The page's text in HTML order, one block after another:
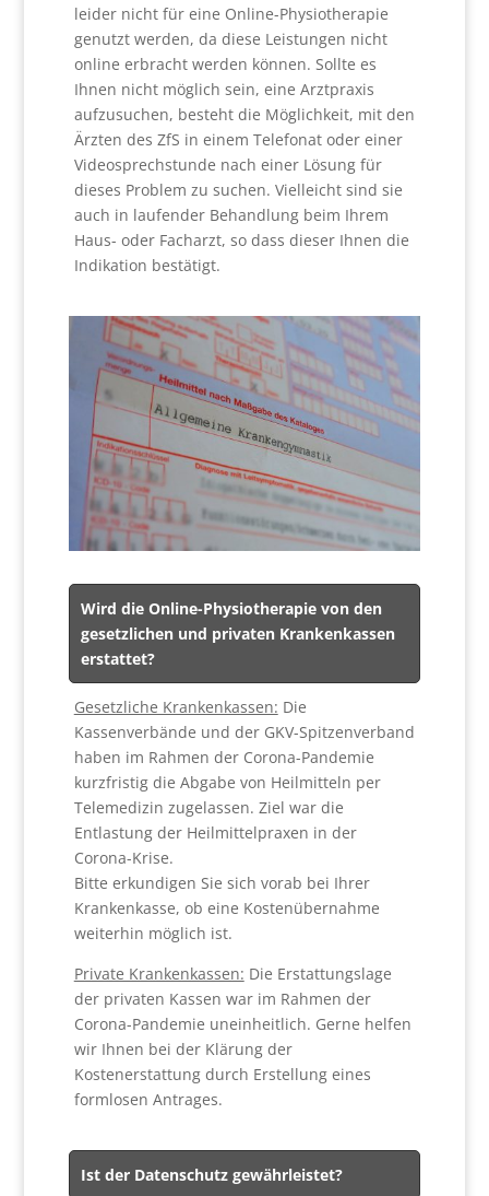
leider nicht für eine Online-Physiotherapie
genutzt werden, da diese Leistungen nicht
online erbracht werden können. Sollte es
Ihnen nicht möglich sein, eine Arztpraxis
aufzusuchen, besteht die Möglichkeit, mit den
Ärzten des ZfS in einem Telefonat oder einer
Videosprechstunde nach einer Lösung für
dieses Problem zu suchen. Vielleicht sind sie
auch in laufender Behandlung beim Ihrem
Haus- oder Facharzt, so dass dieser Ihnen die
Indikation bestätigt.
Wird die Online-Physiotherapie von den
gesetzlichen und privaten Krankenkassen
erstattet?
Gesetzliche Krankenkassen: Die
Kassenverbände und der GKV-Spitzenverband
haben im Rahmen der Corona-Pandemie
kurzfristig die Abgabe von Heilmitteln per
Telemedizin zugelassen. Ziel war die
Entlastung der Heilmittelpraxen in der
Corona-Krise.
Bitte erkundigen Sie sich vorab bei Ihrer
Krankenkasse, ob eine Kostenübernahme
weiterhin möglich ist.
Private Krankenkassen: Die Erstattungslage
der privaten Kassen war im Rahmen der
Corona-Pandemie uneinheitlich. Gerne helfen
wir Ihnen bei der Klärung der
Kostenerstattung durch Erstellung eines
formlosen Antrages.
Ist der Datenschutz gewährleistet?